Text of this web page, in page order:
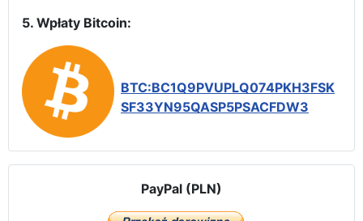
5. Wpłaty Bitcoin:
BTC:BC1Q9PVUPLQ074PKH3FSK
SF33YN95QASP5PSACFDW3
PayPal (PLN)